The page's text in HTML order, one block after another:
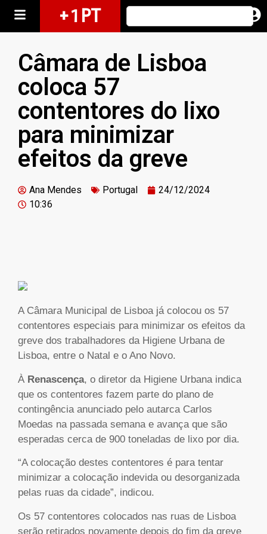
+ 1 PT
Câmara de Lisboa
coloca 57
contentores do lixo
para minimizar
efeitos da greve
Ana Mendes Portugal
24/12/2024
10:36
A Câmara Municipal de Lisboa já colocou os 57
contentores especiais para minimizar os efeitos da
greve dos trabalhadores da Higiene Urbana de
Lisboa, entre o Natal e o Ano Novo.
À Renascença, o diretor da Higiene Urbana indica
que os contentores fazem parte do plano de
contingência anunciado pelo autarca Carlos
Moedas na passada semana e avança que são
esperadas cerca de 900 toneladas de lixo por dia.
“A colocação destes contentores é para tentar
minimizar a colocação indevida ou desorganizada
pelas ruas da cidade”, indicou.
Os 57 contentores colocados nas ruas de Lisboa
serão retirados novamente depois do fim da greve